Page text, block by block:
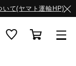
いて(ヤマト運輸HP)